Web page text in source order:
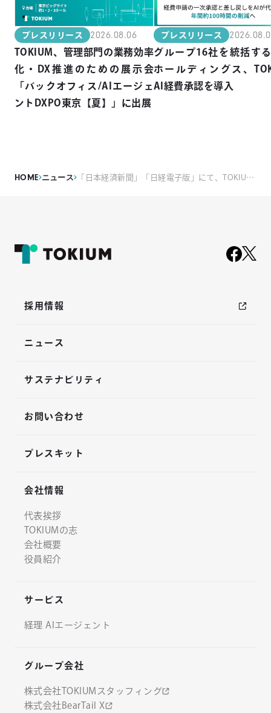
プレスリリース 2026.08.06
TOKIUM、管理部門の業務効率
化・DX推進のための展示会
「バックオフィス/AIエージェ
ントDXPO東京【夏】」に出展
プレスリリース
グループ16社を統括す
ホールディングス、
AI経費承認を導入
HOME ニュース 「日本経済新聞」「日経電子版」にて、TOKIUMに関する記事が掲載されました
採用情報
ニュース
サステナビリティ
お問い合わせ
プレスキット
会社情報
代表挨拶
TOKIUMの志
会社概要
役員紹介
サービス
経理 AIエージェント
グループ会社
株式会社TOKIUMスタッフィング
株式会社BearTail X